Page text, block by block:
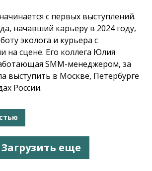
с первых выступлений.
начавший карьеру в 2024 году,
эколога и курьера с
на сцене. Его коллега Юлия
SMM-менеджером, за
выступить в Москве, Петербурге
России.
Загрузить еще